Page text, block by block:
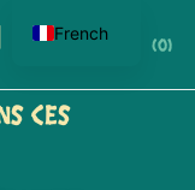
0
ces
French